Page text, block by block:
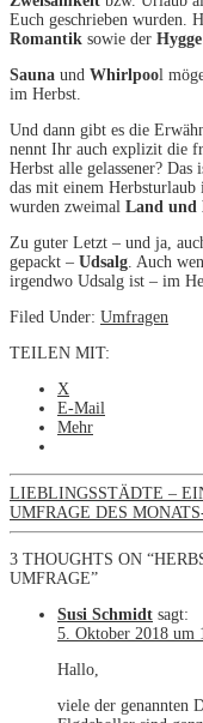
Euch geschrieben wurden.
Romantik sowie der Hygge
Sauna und Whirlpool
im Herbst.
Und dann gibt es die
nennt Ihr auch explizit die
Herbst alle gelassener?
das mit einem
wurden zweimal Land und
Zu guter Letzt – und ja,
gepackt – Udsalg . Auch
irgendwo Udsalg ist – im
Filed Under: Umfragen
TEILEN MIT:
X
E-Mail
Mehr
LIEBLINGSSTÄDTE –
UMFRAGE DES
3 THOUGHTS ON
UMFRAGE”
Susi Schmidt sagt:
5. Oktober 2018 um
Hallo,
viele der genannten